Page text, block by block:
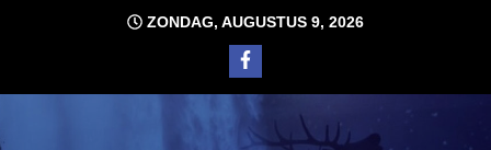
ZONDAG, AUGUSTUS 9, 2026